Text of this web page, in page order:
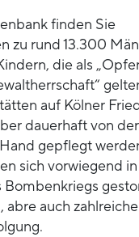
finden Sie
zu rund 13.300
die als
auf Kölner
dauerhaft von der
gepflegt
sich vorwiegend
Bombenkriegs
abre auch